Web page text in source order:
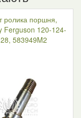
ролика поршня,
Ferguson 120-124-
583949M2